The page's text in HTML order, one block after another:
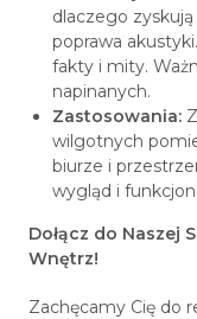
dlaczego
poprawa
fakty i mity.
napinanych.
Zastosowania:
wilgotnych
biurze i
wygląd i
Dołącz do Naszej
Wnętrz!
Zachęcamy Cię do